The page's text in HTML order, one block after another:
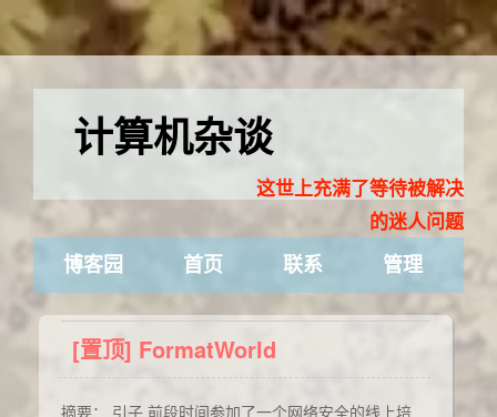
计算机杂谈
这世上充满了等待被解决
的迷人问题
博客园 首页 联系 管理
[置顶] FormatWorld
摘要： 引子 前段时间参加了一个网络安全的线上培